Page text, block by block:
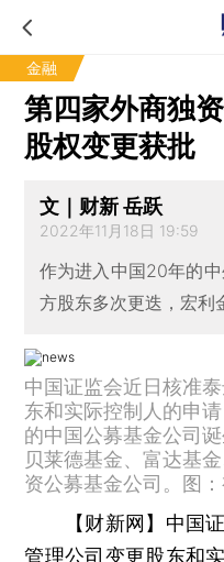
金融
第四家外商独
股权变更获批
文｜财新 岳跃
2022年11月18日 19:59
作为进入中国20年的
方股东多次更迭，宏利
中国证监会近日核准
东和实际控制人的申
的中国公募基金公司
贝莱德基金、富达基
资公募基金公司。图
【财新网】 中国
管理公司 变更股东和